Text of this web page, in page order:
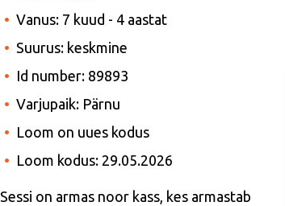
Vanus: 7 kuud - 4 aastat
Suurus: keskmine
Id number: 89893
Varjupaik: Pärnu
Loom on uues kodus
Loom kodus: 29.05.2026
Sessi on armas noor kass, kes armastab